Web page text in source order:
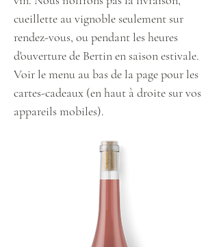
cueillette au vignoble seulement sur
rendez-vous, ou pendant les heures
d'ouverture de Bertin en saison estivale.
Voir le menu au bas de la page pour les
cartes-cadeaux (en haut à droite sur vos
appareils mobiles).